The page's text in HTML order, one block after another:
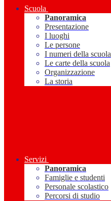
Scuola
Panoramica
Presentazione
I luoghi
Le persone
I numeri della scuola
Le carte della scuola
Organizzazione
La storia
Servizi
Panoramica
Famiglie e studenti
Personale scolastico
Percorsi di studio